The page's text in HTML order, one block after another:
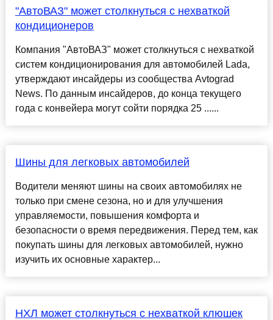
"АвтоВАЗ" может столкнуться с нехваткой
кондиционеров
Компания "АвтоВАЗ" может столкнуться с нехваткой
систем кондиционирования для автомобилей Lada,
утверждают инсайдеры из сообщества Avtograd
News. По данным инсайдеров, до конца текущего
года с конвейера могут сойти порядка 25 ......
Шины для легковых автомобилей
Водители меняют шины на своих автомобилях не
только при смене сезона, но и для улучшения
управляемости, повышения комфорта и
безопасности о время передвижения. Перед тем, как
покупать шины для легковых автомобилей, нужно
изучить их основные характер...
НХЛ может столкнуться с нехваткой клюшек